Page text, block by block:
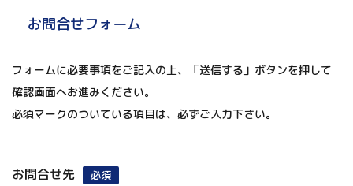
お問合せフォーム
フォームに必要事項をご記入の上、「送信する」ボタンを押して
確認画面へお進みください。
必須マークのついている項目は、必ずご入力下さい。
お問合せ先 必須